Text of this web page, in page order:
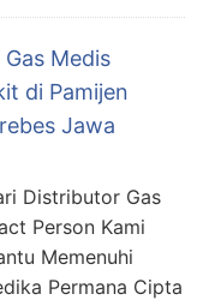
Medis
di Pamijen
Jawa
Distributor Gas
Person Kami
Memenuhi
Permana Cipta